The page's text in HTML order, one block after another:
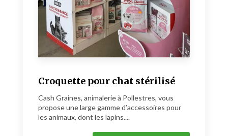
Croquette pour chat stérilisé
Cash Graines, animalerie à Pollestres, vous
propose une large gamme d’accessoires pour
les animaux, dont les lapins....